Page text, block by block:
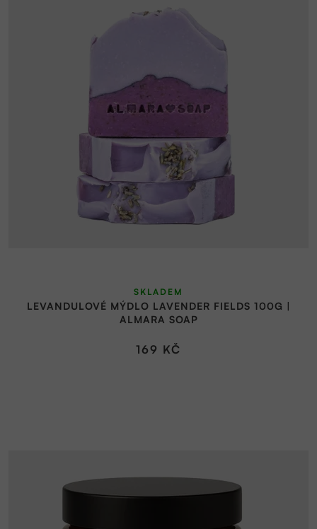
LEVANDULOVÉ MÝDLO LAVENDER FIELDS 100G |
ALMARA SOAP
SKLADEM
169 KČ